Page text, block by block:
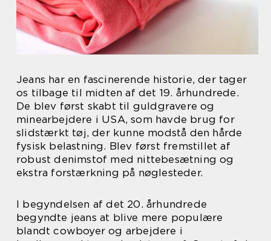
Jeans har en fascinerende historie, der tager
os tilbage til midten af det 19. århundrede.
De blev først skabt til guldgravere og
minearbejdere i USA, som havde brug for
slidstærkt tøj, der kunne modstå den hårde
fysisk belastning. Blev først fremstillet af
robust denimstof med nittebesætning og
ekstra forstærkning på nøglesteder.
I begyndelsen af det 20. århundrede
begyndte jeans at blive mere populære
blandt cowboyer og arbejdere i